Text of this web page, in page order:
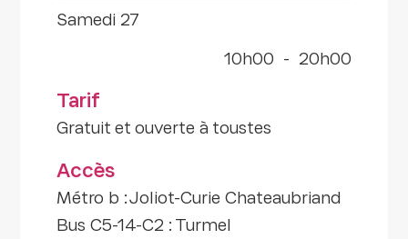
samedi 27
10h00 - 20h00
Tarif
Gratuit et ouverte à toustes
Accès
Métro b : Joliot-Curie Chateaubriand
Bus C5-14-C2 : Turmel